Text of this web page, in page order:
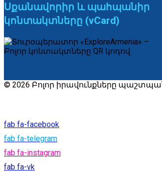
Սքանավորիր և պահպանիր
կոնտակտները (vCard)
© 2026 Բոլոր իրավունքները
fab fa-facebook
fab fa-telegram
fab fa-instagram
fab fa-vk